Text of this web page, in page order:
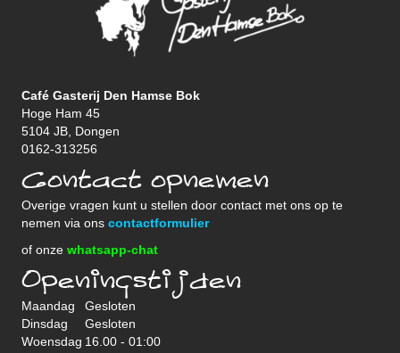
Café Gasterij Den Hamse Bok
Hoge Ham 45
5104 JB, Dongen
0162-313256
Contact opnemen
Overige vragen kunt u stellen door contact met ons op te
nemen via ons contactformulier
of onze whatsapp-chat
Openingstijden
Maandag
Gesloten
Dinsdag
Gesloten
Woensdag 16.00 - 01:00